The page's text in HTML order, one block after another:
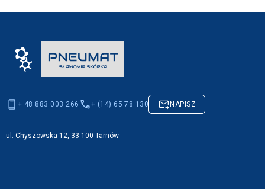
+ 48 883 003 266 + (14) 65 78 130 NAPISZ
ul. Chyszowska 12, 33-100 Tarnów